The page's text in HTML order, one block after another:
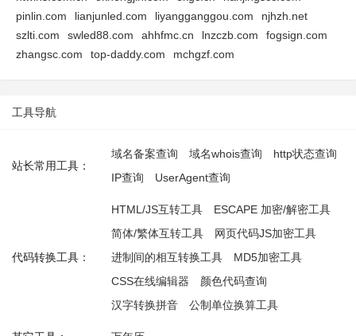
pinlin.com
lianjunled.com liyangganggou.com
njhzh.net
szlti.com
swled88.com ahhfmc.cn lnzczb.com
fogsign.com
zhangsc.com
top-daddy.com mchgzf.com
工具导航
站长常用工具：
域名备案查询 域名whois查询
http状态查询
IP查询
UserAgent查询
代码转换工具：
HTML/JS互转工具
ESCAPE 加密/解密工具
简体/繁体互转工具
网页代码JS加密工具
进制间的相互转换工具
MD5加密工具
CSS在线编辑器
颜色代码查询
汉字转换拼音
公制单位换算工具